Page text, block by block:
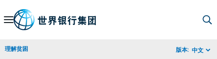
Skip
Navigation
理解贫困 版本: 中文